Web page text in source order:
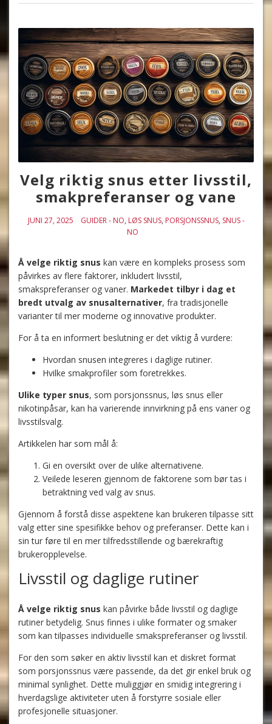
Velg riktig snus etter livsstil,
smakpreferanser og vane
JUNI 27, 2025 GUIDER - NO, LØS SNUS, PORSJONSSNUS, SNUS -
NO
Å velge riktig snus kan være en kompleks prosess som
påvirkes av flere faktorer, inkludert livsstil,
smakspreferanser og vaner. Markedet tilbyr i dag et
bredt utvalg av snusalternativer, fra tradisjonelle
varianter til mer moderne og innovative produkter.
For å ta en informert beslutning er det viktig å vurdere:
Hvordan snusen integreres i daglige rutiner.
Hvilke smakprofiler som foretrekkes.
Ulike typer snus, som porsjonssnus, løs snus eller
nikotinpåsar, kan ha varierende innvirkning på ens vaner og
livsstilsvalg.
Artikkelen har som mål å:
Gi en oversikt over de ulike alternativene.
Veilede leseren gjennom de faktorene som bør tas i
betraktning ved valg av snus.
Gjennom å forstå disse aspektene kan brukeren tilpasse sitt
valg etter sine spesifikke behov og preferanser. Dette kan i
sin tur føre til en mer tilfredsstillende og bærekraftig
brukeropplevelse.
Livsstil og daglige rutiner
Å velge riktig snus kan påvirke både livsstil og daglige
rutiner betydelig. Snus finnes i ulike formater og smaker
som kan tilpasses individuelle smakspreferanser og livsstil.
For den som søker en aktiv livsstil kan et diskret format
som porsjonssnus være passende, da det gir enkel bruk og
minimal synlighet. Dette muliggjør en smidig integrering i
hverdagslige aktiviteter uten å forstyrre sosiale eller
profesjonelle situasjoner.